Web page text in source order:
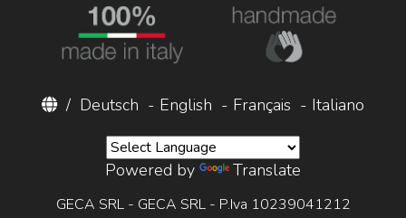
/ Deutsch - English - Français - Italiano
Powered by Translate
GECA SRL - GECA SRL - P.Iva 10239041212